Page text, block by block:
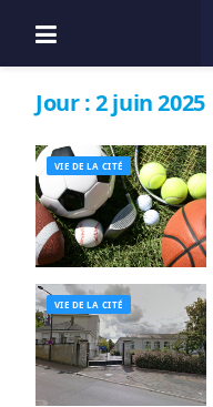
Jour :2 juin 2025
VIE DE LA CITÉ
VIE DE LA CITÉ